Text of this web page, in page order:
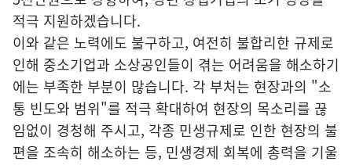
적극 지원하겠습니다.
이와 같은 노력에도 불구하고, 여전히 불합리한 규제로
인해 중소기업과 소상공인들이 겪는 어려움을 해소하기
에는 부족한 부분이 많습니다. 각 부처는 현장과의 "소
통 빈도와 범위"를 적극 확대하여 현장의 목소리를 끊
임없이 경청해 주시고, 각종 민생규제로 인한 현장의 불
편을 조속히 해소하는 등, 민생경제 회복에 총력을 기울